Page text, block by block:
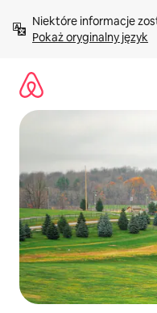
treści Pokaż oryginalny język